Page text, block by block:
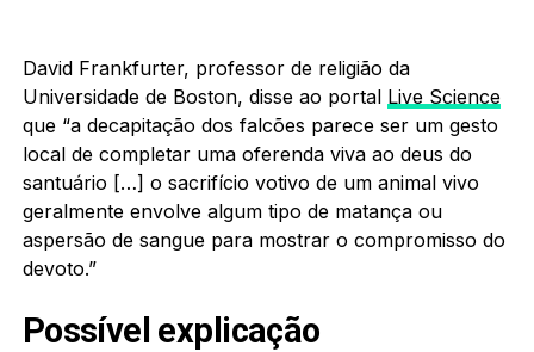
David Frankfurter, professor de religião da
Universidade de Boston, disse ao portal Live Science
que “a decapitação dos falcões parece ser um gesto
local de completar uma oferenda viva ao deus do
santuário […] o sacrifício votivo de um animal vivo
geralmente envolve algum tipo de matança ou
aspersão de sangue para mostrar o compromisso do
devoto.”
Possível explicação